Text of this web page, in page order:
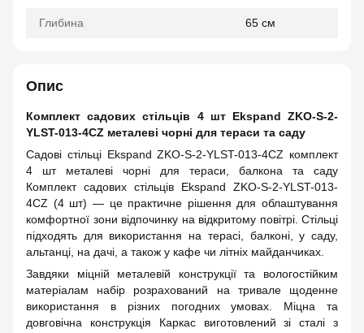
Глибина 65 см
Опис
Комплект садових стільців 4 шт Ekspand ZKO-S-2-
YLST-013-4CZ металеві чорні для тераси та саду
Садові стільці Ekspand ZKO-S-2-YLST-013-4CZ комплект
4 шт металеві чорні для тераси, балкона та саду
Комплект садових стільців Ekspand ZKO-S-2-YLST-013-
4CZ (4 шт) — це практичне рішення для облаштування
комфортної зони відпочинку на відкритому повітрі. Стільці
підходять для використання на терасі, балконі, у саду,
альтанці, на дачі, а також у кафе чи літніх майданчиках.
Завдяки міцній металевій конструкції та вологостійким
матеріалам набір розрахований на тривале щоденне
використання в різних погодних умовах. Міцна та
довговічна конструкція Каркас виготовлений зі сталі з